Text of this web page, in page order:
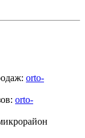
orto-
orto-